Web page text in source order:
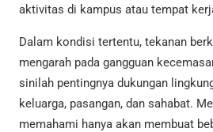
aktivitas di kampus atau tempat
Dalam kondisi tertentu, tekanan
mengarah pada gangguan
sinilah pentingnya dukungan
keluarga, pasangan, dan sahabat.
memahami hanya akan membuat